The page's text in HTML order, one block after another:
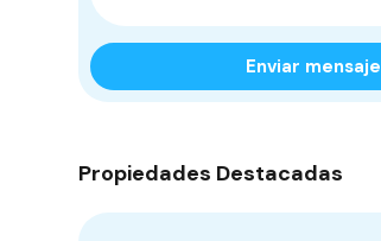
Enviar mensaje
Propiedades Destacadas